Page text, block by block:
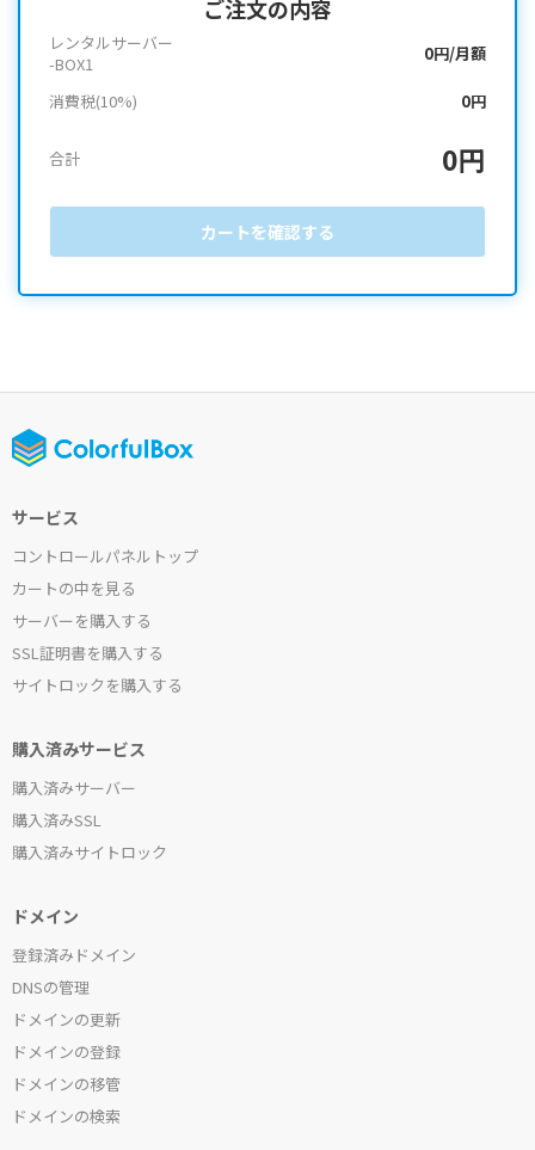
ご注文の内容
レンタルサーバー
-BOX1
0円/月額
消費税(10%) 0円
合計 0円
カートを確認する
サービス
コントロールパネルトップ
カートの中を見る
サーバーを購入する
SSL証明書を購入する
サイトロックを購入する
購入済みサービス
購入済みサーバー
購入済みSSL
購入済みサイトロック
ドメイン
登録済みドメイン
DNSの管理
ドメインの更新
ドメインの登録
ドメインの移管
ドメインの検索